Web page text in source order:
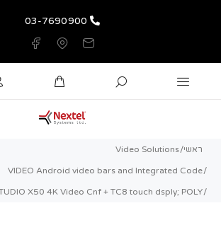
03-7690900
ראשי Video Solutions
VIDEO Android video bars and Integrated Code
X50 4K Video Cnf + TC8 touch dsply; POLY